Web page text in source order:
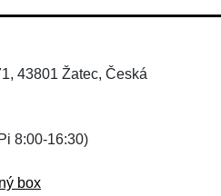
43801 Žatec, Česká
8:00-16:30)
box